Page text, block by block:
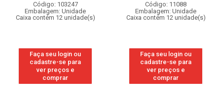
Código: 103247
Embalagem: Unidade
Caixa contém 12 unidade(s)
Faça seu login ou
cadastre-se para
ver preços e
comprar
Código: 11088
Embalagem: Unidade
Caixa contém 12 unidade(s)
Faça seu login ou
cadastre-se para
ver preços e
comprar